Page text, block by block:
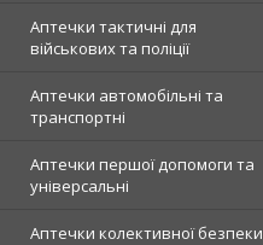
Аптечки тактичні для
військових та поліції
Аптечки автомобільні та
транспортні
Аптечки першої допомоги та
універсальні
Аптечки колективної безпеки